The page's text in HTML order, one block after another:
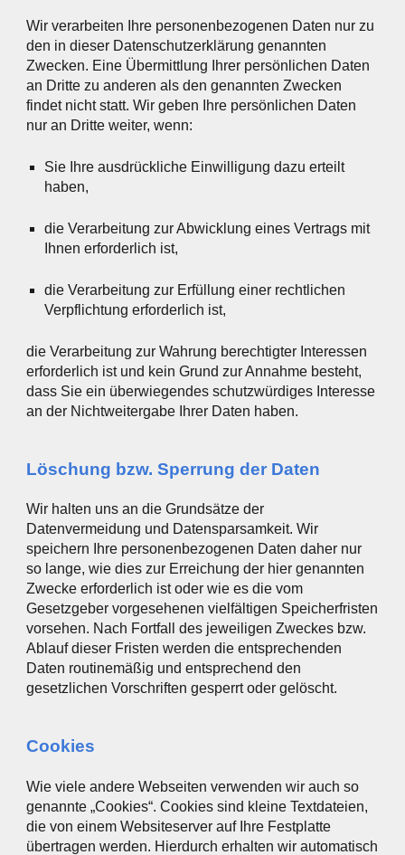
Wir verarbeiten Ihre personenbezogenen Daten nur zu
den in dieser Datenschutzerklärung genannten
Zwecken. Eine Übermittlung Ihrer persönlichen Daten
an Dritte zu anderen als den genannten Zwecken
findet nicht statt. Wir geben Ihre persönlichen Daten
nur an Dritte weiter, wenn:
Sie Ihre ausdrückliche Einwilligung dazu erteilt
haben,
die Verarbeitung zur Abwicklung eines Vertrags mit
Ihnen erforderlich ist,
die Verarbeitung zur Erfüllung einer rechtlichen
Verpflichtung erforderlich ist,
die Verarbeitung zur Wahrung berechtigter Interessen
erforderlich ist und kein Grund zur Annahme besteht,
dass Sie ein überwiegendes schutzwürdiges Interesse
an der Nichtweitergabe Ihrer Daten haben.
Löschung bzw. Sperrung der Daten
Wir halten uns an die Grundsätze der
Datenvermeidung und Datensparsamkeit. Wir
speichern Ihre personenbezogenen Daten daher nur
so lange, wie dies zur Erreichung der hier genannten
Zwecke erforderlich ist oder wie es die vom
Gesetzgeber vorgesehenen vielfältigen Speicherfristen
vorsehen. Nach Fortfall des jeweiligen Zweckes bzw.
Ablauf dieser Fristen werden die entsprechenden
Daten routinemäßig und entsprechend den
gesetzlichen Vorschriften gesperrt oder gelöscht.
Cookies
Wie viele andere Webseiten verwenden wir auch so
genannte „Cookies“. Cookies sind kleine Textdateien,
die von einem Websiteserver auf Ihre Festplatte
übertragen werden. Hierdurch erhalten wir automatisch